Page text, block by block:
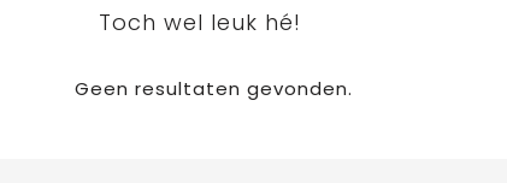
Toch wel leuk hé!
Geen resultaten gevonden.